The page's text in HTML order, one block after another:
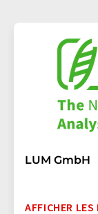
LUM GmbH
AFFICHER